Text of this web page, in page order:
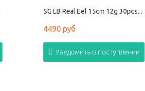
SG LB Real Eel 15cm 12g 30pcs...
4490 руб
Уведомить о поступлении